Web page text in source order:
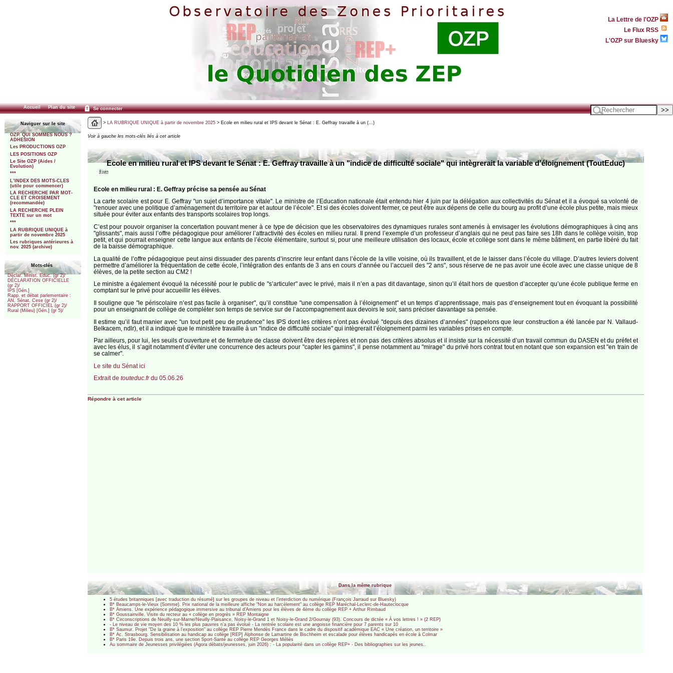
La Lettre de l'OZP
Le Flux RSS
L'OZP sur Bluesky
Accueil Plan du site Se connecter
Naviguer sur le site
OZP. QUI SOMMES NOUS ?
ADHESION
Les PRODUCTIONS OZP
LES POSITIONS OZP
Le Site OZP (Aides /
Evolution)
***
L’INDEX DES MOTS-CLES
(utile pour commencer)
LA RECHERCHE PAR MOT-
CLE ET CROISEMENT
(recommandée)
LA RECHERCHE PLEIN
TEXTE sur un mot
***
LA RUBRIQUE UNIQUE à
partir de novembre 2025
Les rubriques antérieures à
nov. 2025 (archive)
Mots-clés
Déclar. Minist. Educ. (gr 2)/
DÉCLARATION OFFICIELLE
(gr 2)/
IPS [Gén.]
Rapp. et débat parlementaire :
AN, Sénat, Cese (gr 2)/
RAPPORT OFFICIEL (gr 2)/
Rural (Milieu) [Gén.] (gr 5)/
> LA RUBRIQUE UNIQUE à partir de novembre 2025> Ecole en milieu rural et IPS devant le Sénat : E. Geffray travaille à un (…)
Voir à gauche les mots-clés liés à cet article
Ecole en milieu rural et IPS devant le Sénat : E. Geffray travaille à un "indice de difficulté sociale" qui intègrerait la variable d’éloignement (ToutEduc)
8 juin
Ecole en milieu rural : E. Geffray précise sa pensée au Sénat
La carte scolaire est pour E. Geffray "un sujet d’importance vitale". Le ministre de l’Education nationale était entendu hier 4 juin par la délégation aux collectivités du Sénat et il a évoqué sa volonté de
"renouer avec une politique d’aménagement du territoire par et autour de l’école". Et si des écoles doivent fermer, ce peut être aux dépens de celle du bourg au profit d’une école plus petite, mais mieux
située pour éviter aux enfants des transports scolaires trop longs.
C’est pour pouvoir organiser la concertation pouvant mener à ce type de décision que les observatoires des dynamiques rurales sont amenés à envisager les évolutions démographiques à cinq ans
"glissants", mais aussi l’offre pédagogique pour améliorer l’attractivité des écoles en milieu rural. Il prend l’exemple d’un professeur d’anglais qui ne peut pas faire ses 18h dans le collège voisin, trop
petit, et qui pourrait enseigner cette langue aux enfants de l’école élémentaire, surtout si, pour une meilleure utilisation des locaux, école et collège sont dans le même bâtiment, en partie libéré du fait
de la baisse démographique.
La qualité de l’offre pédagogique peut ainsi dissuader des parents d’inscrire leur enfant dans l’école de la ville voisine, où ils travaillent, et de le laisser dans l’école du village. D’autres leviers doivent
permettre d’améliorer la fréquentation de cette école, l’intégration des enfants de 3 ans en cours d’année ou l’accueil des "2 ans", sous réserve de ne pas avoir une école avec une classe unique de 8
élèves, de la petite section au CM2 !
Le ministre a également évoqué la nécessité pour le public de "s’articuler" avec le privé, mais il n’en a pas dit davantage, sinon qu’il était hors de question d’accepter qu’une école publique ferme en
comptant sur le privé pour accueillir les élèves.
Il souligne que "le périscolaire n’est pas facile à organiser", qu’il constitue "une compensation à l’éloignement" et un temps d’apprentissage, mais pas d’enseignement tout en évoquant la possibilité
pour un enseignant de collège de compléter son temps de service sur de l’accompagnement aux devoirs le soir, sans préciser davantage sa pensée.
Il estime qu’il faut manier avec "un tout petit peu de prudence" les IPS dont les critères n’ont pas évolué "depuis des dizaines d’années" (rappelons que leur construction a été lancée par N. Vallaud-
Belkacem, ndlr), et il a indiqué que le ministère travaille à un "indice de difficulté sociale" qui intègrerait l’éloignement parmi les variables prises en compte.
Par ailleurs, pour lui, les seuils d’ouverture et de fermeture de classe doivent être des repères et non pas des critères absolus et il insiste sur la nécessité d’un travail commun du DASEN et du préfet et
avec les élus, il s’agit notamment d’éviter une concurrence des acteurs pour "capter les gamins", il pense notamment au "mirage" du privé hors contrat tout en notant que son expansion est "en train de
se calmer".
Le site du Sénat ici
Extrait de touteduc.frdu 05.06.26
Répondre à cet article
Dans la même rubrique
5 études britanniques [avec traduction du résumé] sur les groupes de niveau et l’interdiction du numérique (François Jarraud sur Bluesky)
B* Beaucamps-le-Vieux (Somme). Prix national de la meilleure affiche "Non au harcèlement" au collège REP Maréchal-Leclerc-de-Hauteclocque
B* Amiens. Une expérience pédagogique immersive au tribunal d’Amiens pour les élèves de 4ème du collège REP + Arthur Rimbaud
B* Goussainville. Visite du recteur au « collège en progrès » REP Montaigne
B* Circonscriptions de Neuilly-sur-Marne/Neuilly-Plaisance, Noisy-le-Grand 1 et Noisy-le-Grand 2/Gournay (93). Concours de dictée « À vos lettres ! » (2 REP)
- Le niveau de vie moyen des 10 % les plus pauvres n’a pas évolué - La rentrée scolaire est une angoisse financière pour 7 parents sur 10
B* Saumur. Projet "De la graine à l’exposition" au collège REP Pierre Mendès France dans le cadre du dispositif académique EAC « Une création, un territoire »
B* Ac. Strasbourg. Sensibilisation au handicap au collège [REP] Alphonse de Lamartine de Bischheim et escalade pour élèves handicapés en école à Colmar
B* Paris 19e. Depuis trois ans, une section Sport-Santé au collège REP Georges Méliès
Au sommaire de Jeunesses privilégiées (Agora débats/jeunesses, juin 2026) : - La popularité dans un collège REP+ - Des bibliographies sur les jeunes..